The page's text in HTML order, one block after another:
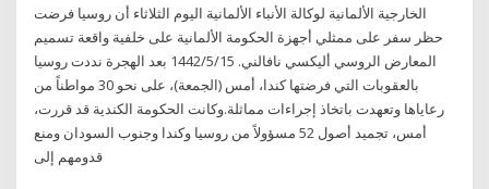
الخارجية الألمانية لوكالة الأنباء الألمانية اليوم الثلاثاء أن روسيا فرضت
حظر سفر على ممثلي أجهزة الحكومة الألمانية على خلفية واقعة تسميم
المعارض الروسي أليكسي نافالني. 15‏‏/5‏‏/1442 بعد الهجرة نددت روسيا
بالعقوبات التي فرضتها كندا، أمس (الجمعة)، على نحو 30 مواطناً من
رعاياها وتعهدت باتخاذ إجراءات مماثلة.وكانت الحكومة الكندية قد قررت،
أمس، تجميد أصول 52 مسؤولاً من روسيا وكندا وجنوب السودان ومنع
قدومهم إلى